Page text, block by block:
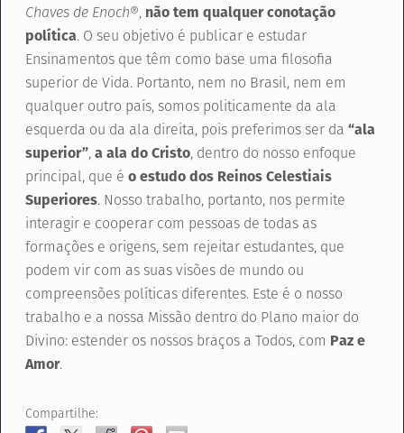
Chaves de Enoch®, não tem qualquer conotação
política. O seu objetivo é publicar e estudar
Ensinamentos que têm como base uma filosofia
superior de Vida. Portanto, nem no Brasil, nem em
qualquer outro país, somos politicamente da ala
esquerda ou da ala direita, pois preferimos ser da “ala
superior”,a ala do Cristo, dentro do nosso enfoque
principal, que é o estudo dos Reinos Celestiais
Superiores. Nosso trabalho, portanto, nos permite
interagir e cooperar com pessoas de todas as
formações e origens, sem rejeitar estudantes, que
podem vir com as suas visões de mundo ou
compreensões políticas diferentes. Este é o nosso
trabalho e a nossa Missão dentro do Plano maior do
Divino: estender os nossos braços a Todos, com Paz e
Amor.
Compartilhe: